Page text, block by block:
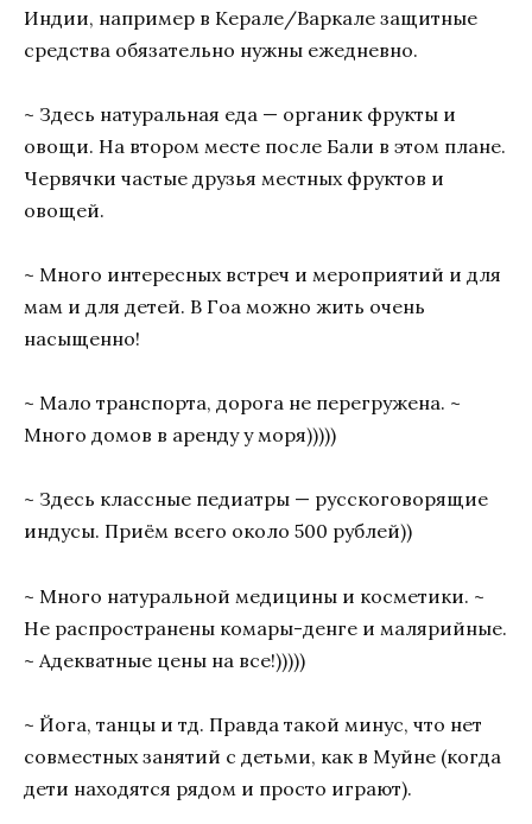
Индии, например в Керале/Варкале защитные
средства обязательно нужны ежедневно.
~ Здесь натуральная еда — органик фрукты и
овощи. На втором месте после Бали в этом плане.
Червячки частые друзья местных фруктов и
овощей.
~ Много интересных встреч и мероприятий и для
мам и для детей. В Гоа можно жить очень
насыщенно!
~ Мало транспорта, дорога не перегружена. ~
Много домов в аренду у моря)))))
~ Здесь классные педиатры — русскоговорящие
индусы. Приём всего около 500 рублей))
~ Много натуральной медицины и косметики. ~
Не распространены комары-денге и малярийные.
~ Адекватные цены на все!)))))
~ Йога, танцы и тд. Правда такой минус, что нет
совместных занятий с детьми, как в Муйне (когда
дети находятся рядом и просто играют).